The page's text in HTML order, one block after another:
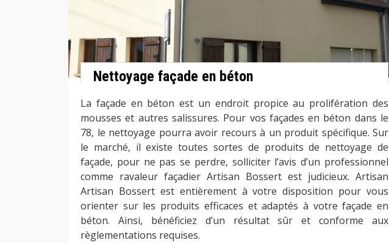
Nettoyage façade en béton
La façade en béton est un endroit propice au prolifération des
mousses et autres salissures. Pour vos façades en béton dans le
78, le nettoyage pourra avoir recours à un produit spécifique. Sur
le marché, il existe toutes sortes de produits de nettoyage de
façade, pour ne pas se perdre, solliciter l’avis d’un professionnel
comme ravaleur façadier Artisan Bossert est judicieux. Artisan
Artisan Bossert est entièrement à votre disposition pour vous
orienter sur les produits efficaces et adaptés à votre façade en
béton. Ainsi, bénéficiez d’un résultat sûr et conforme aux
règlementations requises.